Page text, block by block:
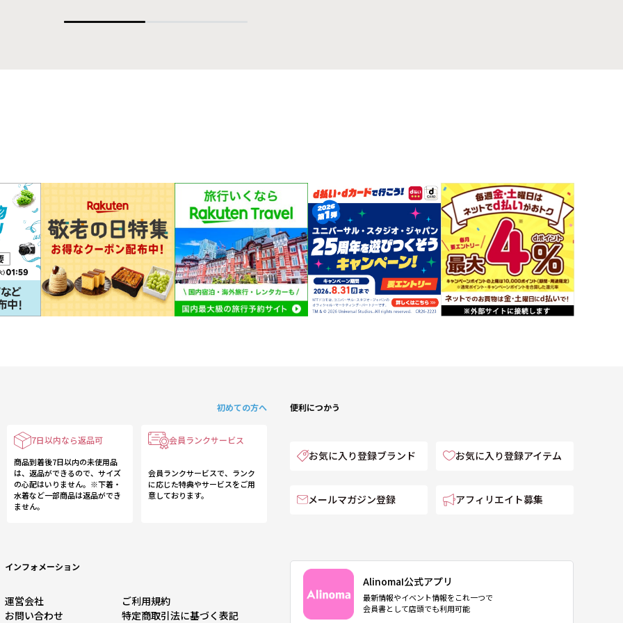
初めての方へ
7日以内なら返品可
商品到着後7日以内の未使用品
は、返品ができるので、サイズ
の心配はいりません。※下着・
水着など一部商品は返品ができ
ません。
会員ランクサービス
会員ランクサービスで、ランク
に応じた特典やサービスをご用
意しております。
便利につかう
お気に入り登録ブランド お気に入り登録アイテム
メールマガジン登録 アフィリエイト募集
インフォメーション
運営会社
ご利用規約
お問い合わせ
特定商取引法に基づく表記
AlinomaI公式アプリ
最新情報やイベント情報をこれ一つで
会員書として店頭でも利用可能